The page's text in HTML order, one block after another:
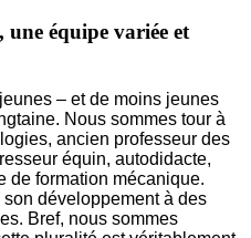
une équipe variée et
– et de moins jeunes
Nous sommes tour à
ancien professeur des
équin, autodidacte,
de formation mécanique.
développement à des
Bref, nous sommes